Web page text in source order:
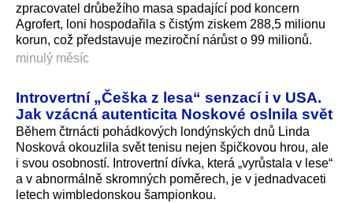
zpracovatel drůbežího masa spadající pod koncern
Agrofert, loni hospodařila s čistým ziskem 288,5 milionu
korun, což představuje meziroční nárůst o 99 milionů.
minulý měsíc
Introvertní „Češka z lesa“ senzací i v USA.
Jak vzácná autenticita Noskové oslnila svět
Během čtrnácti pohádkových londýnských dnů Linda
Nosková okouzlila svět tenisu nejen špičkovou hrou, ale
i svou osobností. Introvertní dívka, která „vyrůstala v lese“
a v abnormálně skromných poměrech, je v jednadvaceti
letech wimbledonskou šampionkou.